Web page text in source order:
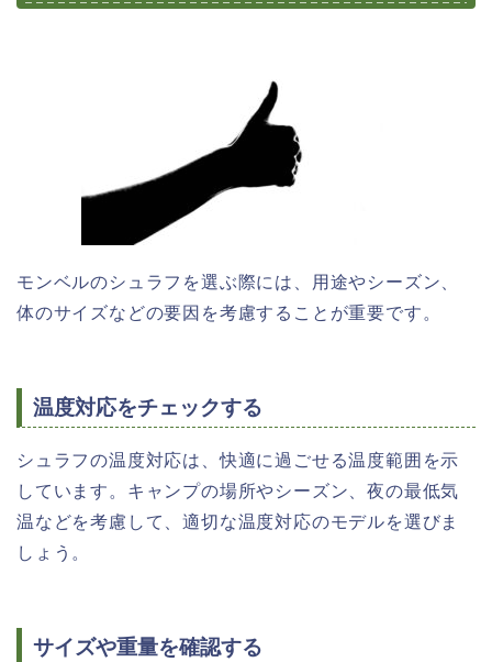
モンベルのシュラフを選ぶ際には、用途やシーズン、
体のサイズなどの要因を考慮することが重要です。
温度対応をチェックする
シュラフの温度対応は、快適に過ごせる温度範囲を示
しています。キャンプの場所やシーズン、夜の最低気
温などを考慮して、適切な温度対応のモデルを選びま
しょう。
サイズや重量を確認する